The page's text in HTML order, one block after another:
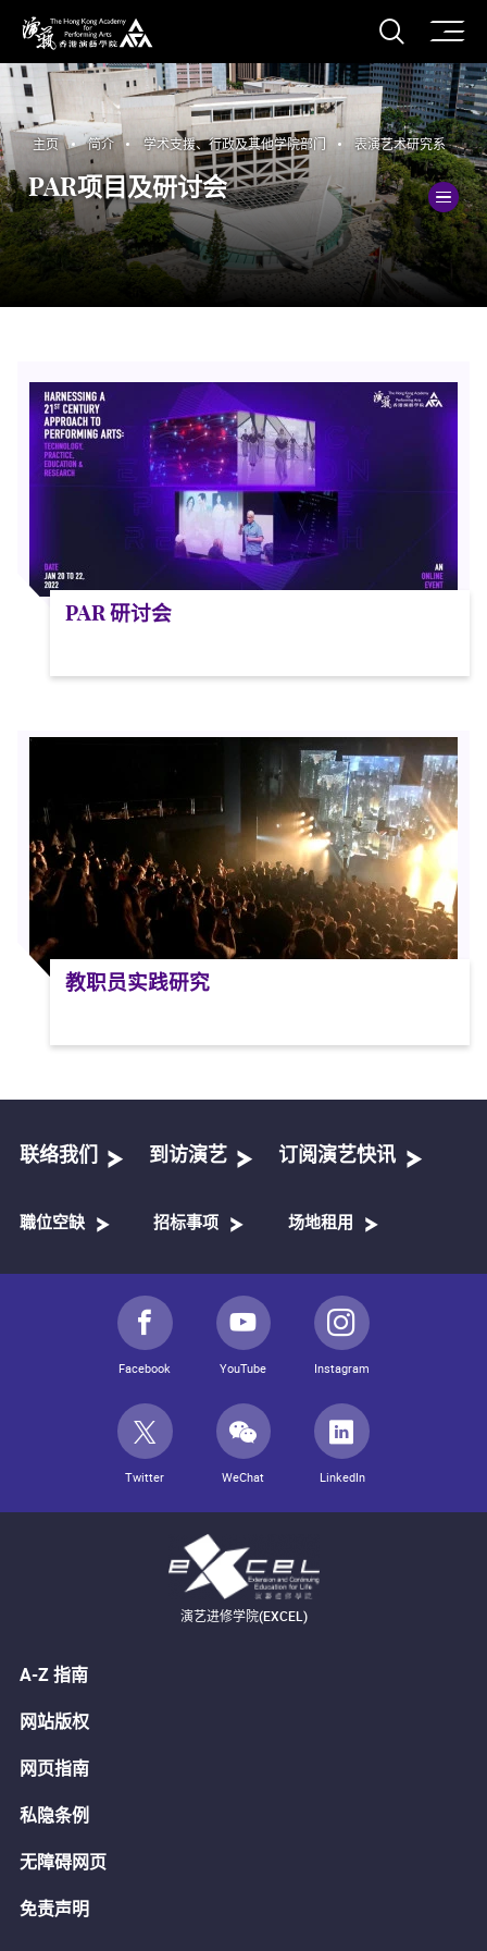
香港演艺学院
打开
主页 简介 学术支援、行政及其他学院部门 表演艺术研究系
PAR项目及研讨会
PAR 研讨会
教职员实践研究
联络我们 到访演艺 订阅演艺快讯
職位空缺 招标事项 场地租用
Facebook YouTube Instagram
Twitter WeChat LinkedIn
演艺进修学院(EXCEL)
A-Z 指南
网站版权
网页指南
私隐条例
无障碍网页
免责声明